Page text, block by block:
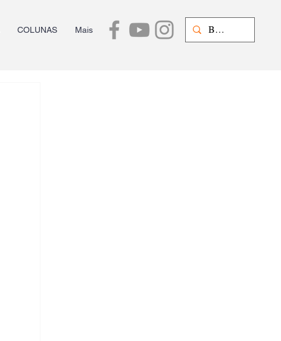
COLUNAS Mais